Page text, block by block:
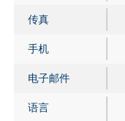
传真
手机
电子邮件
语言